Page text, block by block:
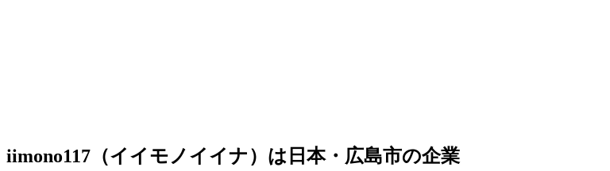
iimono117（イイモノイイナ）は日本・広島市の企業